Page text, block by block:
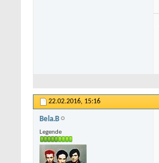
22.02.2016, 15:16
Bela.B
Legende